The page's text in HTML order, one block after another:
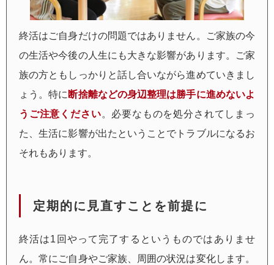
終活はご自身だけの問題ではありません。ご家族の今
の生活や今後の人生にも大きな影響があります。ご家
族の方ともしっかりと話し合いながら進めていきまし
ょう。特に 断捨離などの身辺整理は勝手に進めないよ
うご注意ください。必要なものを処分されてしまっ
た、生活に影響が出たということでトラブルになるお
それもあります。
定期的に見直すことを前提に
終活は1回やって完了するというものではありませ
ん。常にご自身やご家族、周囲の状況は変化します。